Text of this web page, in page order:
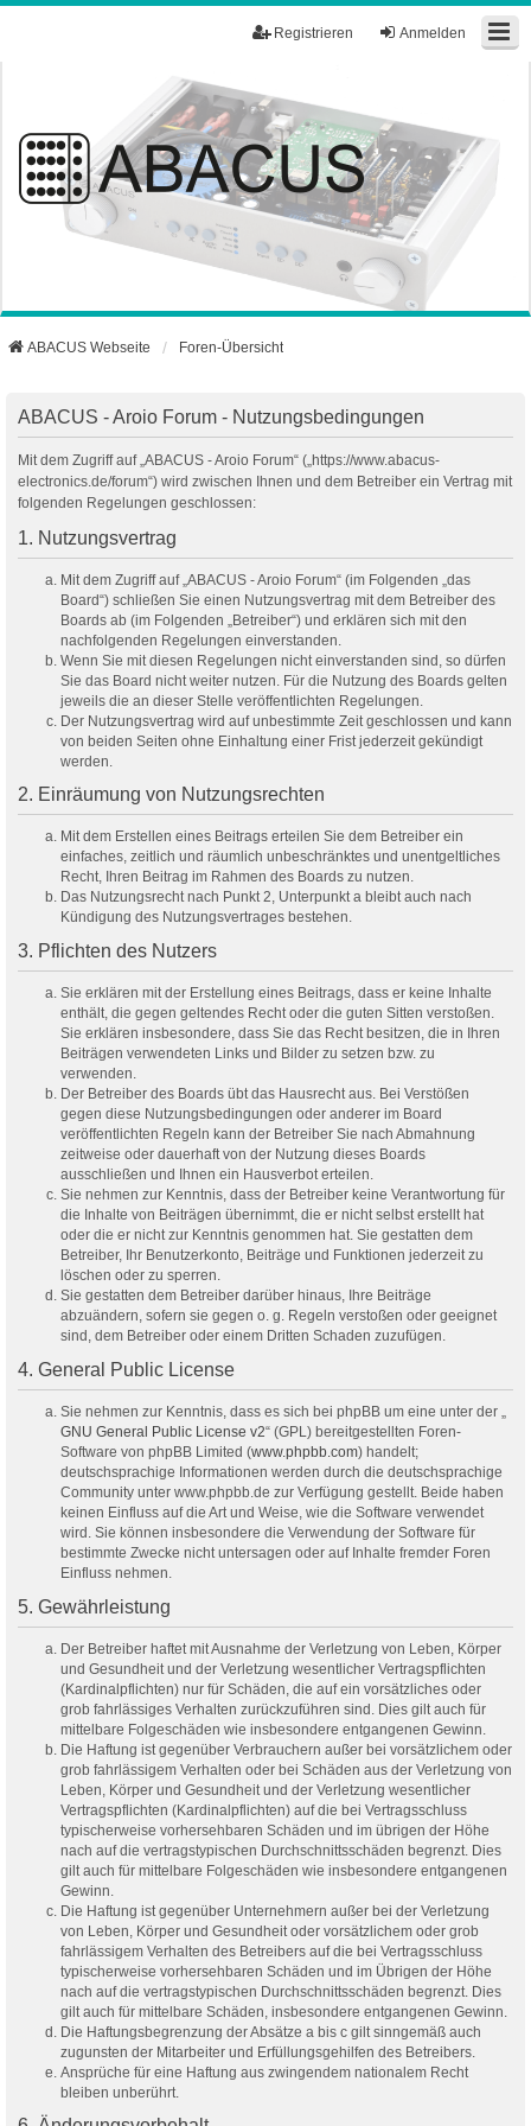
Anmelden
Registrieren
ABACUS Webseite Foren-Übersicht
ABACUS - Aroio Forum - Nutzungsbedingungen
Mit dem Zugriff auf „ABACUS - Aroio Forum“ („https://www.abacus-
electronics.de/forum“) wird zwischen Ihnen und dem Betreiber ein Vertrag mit
folgenden Regelungen geschlossen:
1. Nutzungsvertrag
Mit dem Zugriff auf „ABACUS - Aroio Forum“ (im Folgenden „das
Board“) schließen Sie einen Nutzungsvertrag mit dem Betreiber des
Boards ab (im Folgenden „Betreiber“) und erklären sich mit den
nachfolgenden Regelungen einverstanden.
Wenn Sie mit diesen Regelungen nicht einverstanden sind, so dürfen
Sie das Board nicht weiter nutzen. Für die Nutzung des Boards gelten
jeweils die an dieser Stelle veröffentlichten Regelungen.
Der Nutzungsvertrag wird auf unbestimmte Zeit geschlossen und kann
von beiden Seiten ohne Einhaltung einer Frist jederzeit gekündigt
werden.
2. Einräumung von Nutzungsrechten
Mit dem Erstellen eines Beitrags erteilen Sie dem Betreiber ein
einfaches, zeitlich und räumlich unbeschränktes und unentgeltliches
Recht, Ihren Beitrag im Rahmen des Boards zu nutzen.
Das Nutzungsrecht nach Punkt 2, Unterpunkt a bleibt auch nach
Kündigung des Nutzungsvertrages bestehen.
3. Pflichten des Nutzers
Sie erklären mit der Erstellung eines Beitrags, dass er keine Inhalte
enthält, die gegen geltendes Recht oder die guten Sitten verstoßen.
Sie erklären insbesondere, dass Sie das Recht besitzen, die in Ihren
Beiträgen verwendeten Links und Bilder zu setzen bzw. zu
verwenden.
Der Betreiber des Boards übt das Hausrecht aus. Bei Verstößen
gegen diese Nutzungsbedingungen oder anderer im Board
veröffentlichten Regeln kann der Betreiber Sie nach Abmahnung
zeitweise oder dauerhaft von der Nutzung dieses Boards
ausschließen und Ihnen ein Hausverbot erteilen.
Sie nehmen zur Kenntnis, dass der Betreiber keine Verantwortung für
die Inhalte von Beiträgen übernimmt, die er nicht selbst erstellt hat
oder die er nicht zur Kenntnis genommen hat. Sie gestatten dem
Betreiber, Ihr Benutzerkonto, Beiträge und Funktionen jederzeit zu
löschen oder zu sperren.
Sie gestatten dem Betreiber darüber hinaus, Ihre Beiträge
abzuändern, sofern sie gegen o. g. Regeln verstoßen oder geeignet
sind, dem Betreiber oder einem Dritten Schaden zuzufügen.
4. General Public License
Sie nehmen zur Kenntnis, dass es sich bei phpBB um eine unter der „
GNU General Public License v2“ (GPL) bereitgestellten Foren-
Software von phpBB Limited (www.phpbb.com) handelt;
deutschsprachige Informationen werden durch die deutschsprachige
Community unter www.phpbb.de zur Verfügung gestellt. Beide haben
keinen Einfluss auf die Art und Weise, wie die Software verwendet
wird. Sie können insbesondere die Verwendung der Software für
bestimmte Zwecke nicht untersagen oder auf Inhalte fremder Foren
Einfluss nehmen.
5. Gewährleistung
Der Betreiber haftet mit Ausnahme der Verletzung von Leben, Körper
und Gesundheit und der Verletzung wesentlicher Vertragspflichten
(Kardinalpflichten) nur für Schäden, die auf ein vorsätzliches oder
grob fahrlässiges Verhalten zurückzuführen sind. Dies gilt auch für
mittelbare Folgeschäden wie insbesondere entgangenen Gewinn.
Die Haftung ist gegenüber Verbrauchern außer bei vorsätzlichem oder
grob fahrlässigem Verhalten oder bei Schäden aus der Verletzung von
Leben, Körper und Gesundheit und der Verletzung wesentlicher
Vertragspflichten (Kardinalpflichten) auf die bei Vertragsschluss
typischerweise vorhersehbaren Schäden und im übrigen der Höhe
nach auf die vertragstypischen Durchschnittsschäden begrenzt. Dies
gilt auch für mittelbare Folgeschäden wie insbesondere entgangenen
Gewinn.
Die Haftung ist gegenüber Unternehmern außer bei der Verletzung
von Leben, Körper und Gesundheit oder vorsätzlichem oder grob
fahrlässigem Verhalten des Betreibers auf die bei Vertragsschluss
typischerweise vorhersehbaren Schäden und im Übrigen der Höhe
nach auf die vertragstypischen Durchschnittsschäden begrenzt. Dies
gilt auch für mittelbare Schäden, insbesondere entgangenen Gewinn.
Die Haftungsbegrenzung der Absätze a bis c gilt sinngemäß auch
zugunsten der Mitarbeiter und Erfüllungsgehilfen des Betreibers.
Ansprüche für eine Haftung aus zwingendem nationalem Recht
bleiben unberührt.